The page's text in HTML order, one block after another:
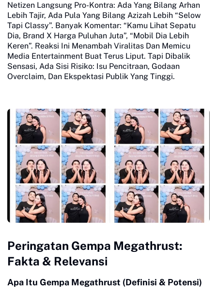
Netizen Langsung Pro-Kontra: Ada Yang Bilang Arhan
Lebih Tajir, Ada Pula Yang Bilang Azizah Lebih “Selow
Tapi Classy”. Banyak Komentar: “Kamu Lihat Sepatu
Dia, Brand X Harga Puluhan Juta”, “Mobil Dia Lebih
Keren”. Reaksi Ini Menambah Viralitas Dan Memicu
Media Entertainment Buat Terus Liput. Tapi Dibalik
Sensasi, Ada Sisi Risiko: Isu Pencitraan, Godaan
Overclaim, Dan Ekspektasi Publik Yang Tinggi.
Peringatan Gempa Megathrust:
Fakta & Relevansi
Apa Itu Gempa Megathrust (Definisi & Potensi)